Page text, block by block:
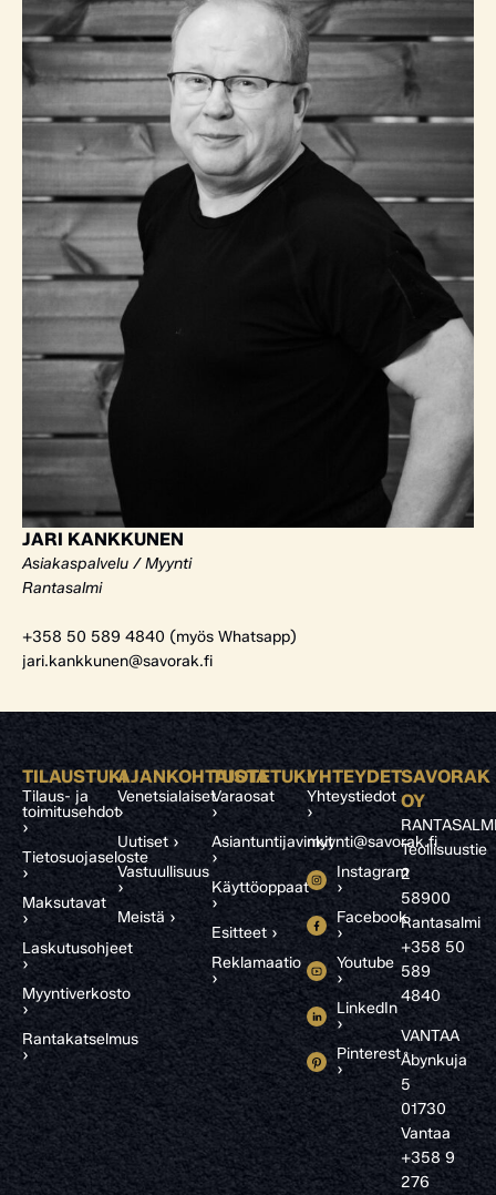
JARI KANKKUNEN
Asiakaspalvelu / Myynti
Rantasalmi
+358 50 589 4840 (myös Whatsapp)
jari.kankkunen@savorak.fi
TILAUSTUKI
Tilaus- ja
toimitusehdot
›
Tietosuojaseloste
›
Maksutavat
›
Laskutusohjeet
›
Myyntiverkosto
›
Rantakatselmus
›
AJANKOHTAISTA
Venetsialaiset
›
Uutiset ›
Vastuullisuus
›
Meistä ›
TUOTETUKI
Varaosat
›
Asiantuntijavinkit
›
Käyttöoppaat
›
Esitteet ›
Reklamaatio
›
YHTEYDET
Yhteystiedot
›
myynti@savorak.fi
Instagram
›
Facebook
›
Youtube
›
LinkedIn
›
Pinterest
›
SAVORAK
OY
Teollisuustie
2
58900
Rantasalmi
+358 50
589
4840
VANTAA
Åbynkuja
5
01730
Vantaa
+358 9
276